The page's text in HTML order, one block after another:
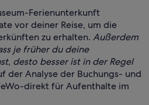
Ferienunterkunft
vor deiner Reise, um die
zu erhalten. Außerdem
je früher du deine
desto besser ist in der Regel
der Analyse der Buchungs- und
direkt für Aufenthalte im